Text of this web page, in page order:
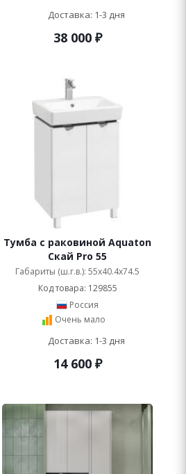
Доставка: 1-3 дня
38 000₽
Тумба с раковиной Aquaton
Скай Pro 55
Габариты (ш.г.в.): 55x40.4x74.5
Код товара: 129855
Россия
Очень мало
Доставка: 1-3 дня
14 600₽